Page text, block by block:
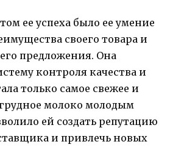
ее успеха было ее умение
своего товара и
предложения. Она
контроля качества и
только самое свежее и
молоко молодым
ей создать репутацию
и привлечь новых